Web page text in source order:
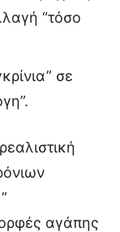
“τόσο
σε
αγάπης